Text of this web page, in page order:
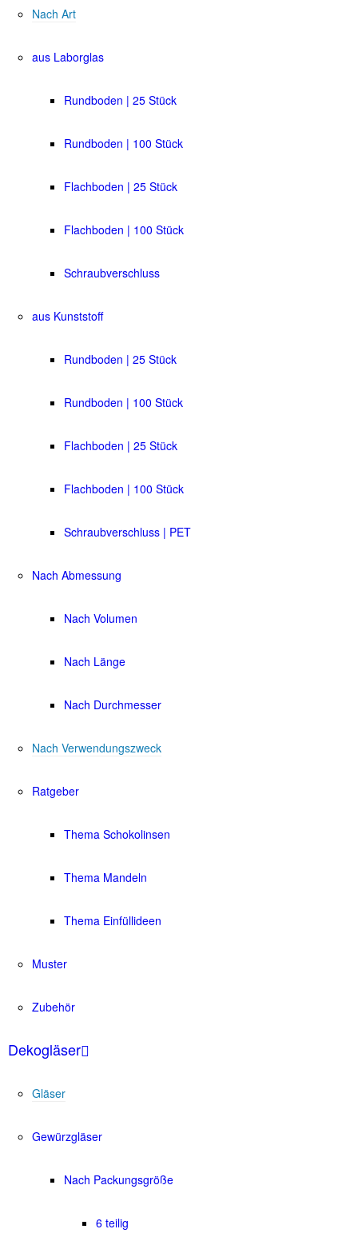
Nach Art
aus Laborglas
Rundboden | 25 Stück
Rundboden | 100 Stück
Flachboden | 25 Stück
Flachboden | 100 Stück
Schraubverschluss
aus Kunststoff
Rundboden | 25 Stück
Rundboden | 100 Stück
Flachboden | 25 Stück
Flachboden | 100 Stück
Schraubverschluss | PET
Nach Abmessung
Nach Volumen
Nach Länge
Nach Durchmesser
Nach Verwendungszweck
Ratgeber
Thema Schokolinsen
Thema Mandeln
Thema Einfüllideen
Muster
Zubehör
Dekogläser
Gläser
Gewürzgläser
Nach Packungsgröße
6 teilig